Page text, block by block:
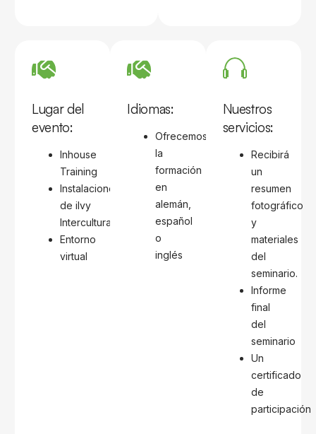
Lugar del
evento:
Inhouse
Training
Instalaciones
de ilvy
Intercultural
Entorno
virtual
Idiomas:
Ofrecemos
la
formación
en
alemán,
español
o
inglés
Nuestros
servicios:
Recibirá
un
resumen
fotográfico
y
materiales
del
seminario.
Informe
final
del
seminario
Un
certificado
de
participación